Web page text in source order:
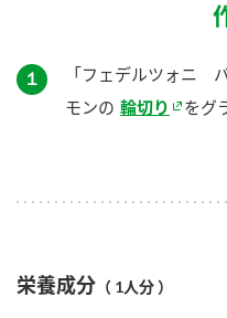
１
「フェデルツォニ
モンの 輪切り をグ
栄養成分 （ 1人分 ）